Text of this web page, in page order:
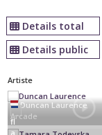
Details total
Details public
Artiste
Duncan Laurence
Arcade